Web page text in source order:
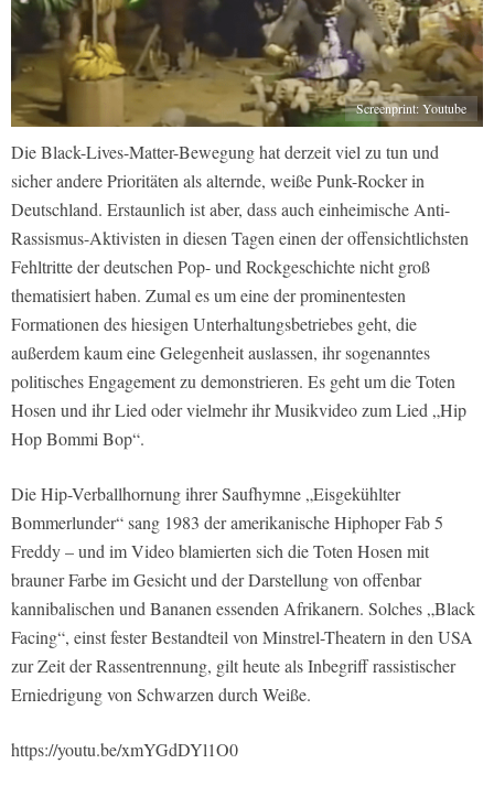
Screenprint: Youtube
Die Black-Lives-Matter-Bewegung hat derzeit viel zu tun und
sicher andere Prioritäten als alternde, weiße Punk-Rocker in
Deutschland. Erstaunlich ist aber, dass auch einheimische Anti-
Rassismus-Aktivisten in diesen Tagen einen der offensichtlichsten
Fehltritte der deutschen Pop- und Rockgeschichte nicht groß
thematisiert haben. Zumal es um eine der prominentesten
Formationen des hiesigen Unterhaltungsbetriebes geht, die
außerdem kaum eine Gelegenheit auslassen, ihr sogenanntes
politisches Engagement zu demonstrieren. Es geht um die Toten
Hosen und ihr Lied oder vielmehr ihr Musikvideo zum Lied „Hip
Hop Bommi Bop“.
Die Hip-Verballhornung ihrer Saufhymne „Eisgekühlter
Bommerlunder“ sang 1983 der amerikanische Hiphoper Fab 5
Freddy – und im Video blamierten sich die Toten Hosen mit
brauner Farbe im Gesicht und der Darstellung von offenbar
kannibalischen und Bananen essenden Afrikanern. Solches „Black
Facing“, einst fester Bestandteil von Minstrel-Theatern in den USA
zur Zeit der Rassentrennung, gilt heute als Inbegriff rassistischer
Erniedrigung von Schwarzen durch Weiße.
https://youtu.be/xmYGdDYl1O0